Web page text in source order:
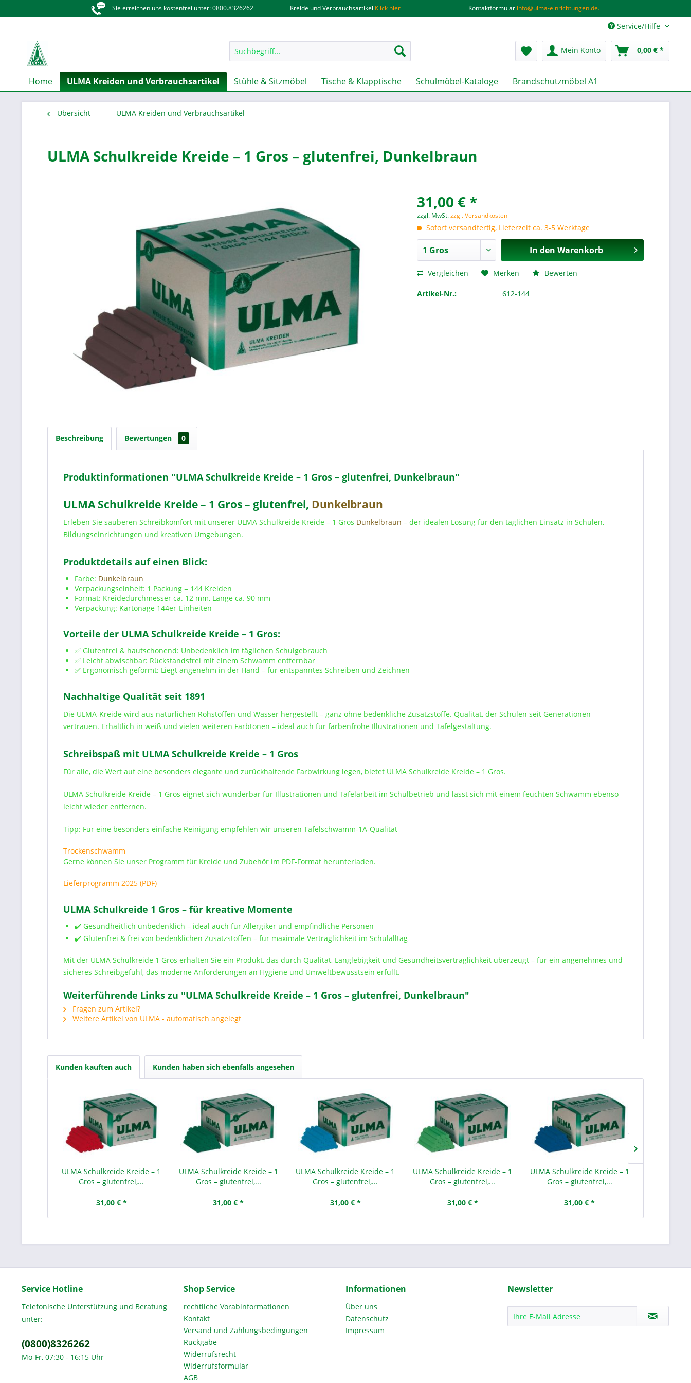
Sie erreichen uns kostenfrei unter: 0800.8326262 Kreide und Verbrauchsartikel Klick hier Kontaktformularinfo@ulma-einrichtungen.de.
Service/Hilfe
Mein Konto 0,00 € *
Home ULMA Kreiden und Verbrauchsartikel Stühle & Sitzmöbel Tische & Klapptische Schulmöbel-Kataloge Brandschutzmöbel A1
Übersicht ULMA Kreiden und Verbrauchsartikel
ULMA Schulkreide Kreide – 1 Gros – glutenfrei, Dunkelbraun
31,00 € *
zzgl. MwSt.zzgl. Versandkosten
Sofort versandfertig, Lieferzeit ca. 3-5 Werktage
In den Warenkorb
Vergleichen Merken Bewerten
Artikel-Nr.: 612-144
Beschreibung Bewertungen 0
Produktinformationen "ULMA Schulkreide Kreide – 1 Gros – glutenfrei, Dunkelbraun"
ULMA Schulkreide Kreide – 1 Gros – glutenfrei, Dunkelbraun
Erleben Sie sauberen Schreibkomfort mit unserer ULMA Schulkreide Kreide – 1 Gros Dunkelbraun – der idealen Lösung für den täglichen Einsatz in Schulen,
Bildungseinrichtungen und kreativen Umgebungen.
Produktdetails auf einen Blick:
Farbe: Dunkelbraun
Verpackungseinheit: 1 Packung = 144 Kreiden
Format: Kreidedurchmesser ca. 12 mm, Länge ca. 90 mm
Verpackung: Kartonage 144er-Einheiten
Vorteile der ULMA Schulkreide Kreide – 1 Gros:
✅ Glutenfrei & hautschonend: Unbedenklich im täglichen Schulgebrauch
✅ Leicht abwischbar: Rückstandsfrei mit einem Schwamm entfernbar
✅ Ergonomisch geformt: Liegt angenehm in der Hand – für entspanntes Schreiben und Zeichnen
Nachhaltige Qualität seit 1891
Die ULMA-Kreide wird aus natürlichen Rohstoffen und Wasser hergestellt – ganz ohne bedenkliche Zusatzstoffe. Qualität, der Schulen seit Generationen
vertrauen. Erhältlich in weiß und vielen weiteren Farbtönen – ideal auch für farbenfrohe Illustrationen und Tafelgestaltung.
Schreibspaß mit ULMA Schulkreide Kreide – 1 Gros
Für alle, die Wert auf eine besonders elegante und zurückhaltende Farbwirkung legen, bietet ULMA Schulkreide Kreide – 1 Gros.
ULMA Schulkreide Kreide – 1 Gros eignet sich wunderbar für Illustrationen und Tafelarbeit im Schulbetrieb und lässt sich mit einem feuchten Schwamm ebenso
leicht wieder entfernen.
Tipp: Für eine besonders einfache Reinigung empfehlen wir unseren Tafelschwamm-1A-Qualität
Trockenschwamm
Gerne können Sie unser Programm für Kreide und Zubehör im PDF-Format herunterladen.
Lieferprogramm 2025 (PDF)
ULMA Schulkreide 1 Gros – für kreative Momente
✔️ Gesundheitlich unbedenklich – ideal auch für Allergiker und empfindliche Personen
✔️ Glutenfrei & frei von bedenklichen Zusatzstoffen – für maximale Verträglichkeit im Schulalltag
Mit der ULMA Schulkreide 1 Gros erhalten Sie ein Produkt, das durch Qualität, Langlebigkeit und Gesundheitsverträglichkeit überzeugt – für ein angenehmes und
sicheres Schreibgefühl, das moderne Anforderungen an Hygiene und Umweltbewusstsein erfüllt.
Weiterführende Links zu "ULMA Schulkreide Kreide – 1 Gros – glutenfrei, Dunkelbraun"
Fragen zum Artikel?
Weitere Artikel von ULMA - automatisch angelegt
Kunden kauften auch Kunden haben sich ebenfalls angesehen
ULMA Schulkreide Kreide – 1
Gros – glutenfrei,...
31,00 € *
ULMA Schulkreide Kreide – 1
Gros – glutenfrei,...
31,00 € *
ULMA Schulkreide Kreide – 1
Gros – glutenfrei,...
31,00 € *
ULMA Schulkreide Kreide – 1
Gros – glutenfrei,...
31,00 € *
ULMA Schulkreide Kreide – 1
Gros – glutenfrei,...
31,00 € *
Service Hotline
Telefonische Unterstützung und Beratung
unter:
(0800)8326262
Mo-Fr, 07:30 - 16:15 Uhr
Shop Service
rechtliche Vorabinformationen
Kontakt
Versand und Zahlungsbedingungen
Rückgabe
Widerrufsrecht
Widerrufsformular
AGB
Informationen
Über uns
Datenschutz
Impressum
Newsletter